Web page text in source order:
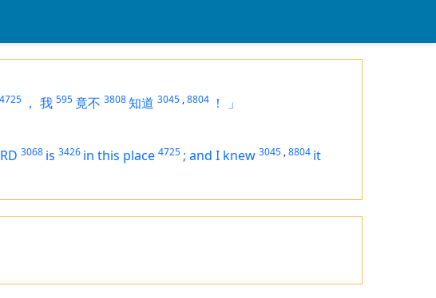
4725 ， 我 595 竟不 3808知道 3045 ,8804 ！
」
3068 is 3426 in this place 4725 ; and I knew 3045 ,8804 it